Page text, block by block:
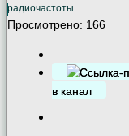
радиочастоты
Просмотрено: 166
в канал